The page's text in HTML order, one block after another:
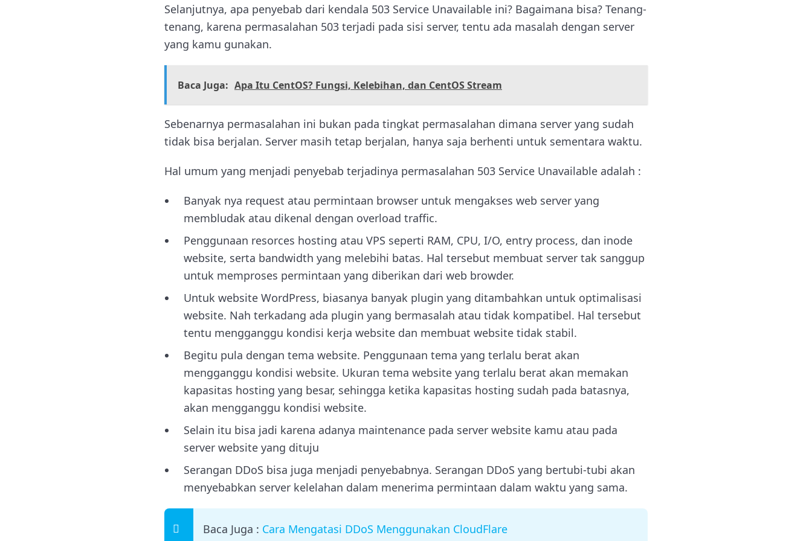
Selanjutnya, apa penyebab dari kendala 503 Service Unavailable ini? Bagaimana bisa? Tenang-
tenang, karena permasalahan 503 terjadi pada sisi server, tentu ada masalah dengan server
yang kamu gunakan.
Baca Juga: Apa Itu CentOS? Fungsi, Kelebihan, dan CentOS Stream
Sebenarnya permasalahan ini bukan pada tingkat permasalahan dimana server yang sudah
tidak bisa berjalan. Server masih tetap berjalan, hanya saja berhenti untuk sementara waktu.
Hal umum yang menjadi penyebab terjadinya permasalahan 503 Service Unavailable adalah :
Banyak nya request atau permintaan browser untuk mengakses web server yang
membludak atau dikenal dengan overload traffic.
Penggunaan resorces hosting atau VPS seperti RAM, CPU, I/O, entry process, dan inode
website, serta bandwidth yang melebihi batas. Hal tersebut membuat server tak sanggup
untuk memproses permintaan yang diberikan dari web browder.
Untuk website WordPress, biasanya banyak plugin yang ditambahkan untuk optimalisasi
website. Nah terkadang ada plugin yang bermasalah atau tidak kompatibel. Hal tersebut
tentu mengganggu kondisi kerja website dan membuat website tidak stabil.
Begitu pula dengan tema website. Penggunaan tema yang terlalu berat akan
mengganggu kondisi website. Ukuran tema website yang terlalu berat akan memakan
kapasitas hosting yang besar, sehingga ketika kapasitas hosting sudah pada batasnya,
akan mengganggu kondisi website.
Selain itu bisa jadi karena adanya maintenance pada server website kamu atau pada
server website yang dituju
Serangan DDoS bisa juga menjadi penyebabnya. Serangan DDoS yang bertubi-tubi akan
menyebabkan server kelelahan dalam menerima permintaan dalam waktu yang sama.
Baca Juga : Cara Mengatasi DDoS Menggunakan CloudFlare